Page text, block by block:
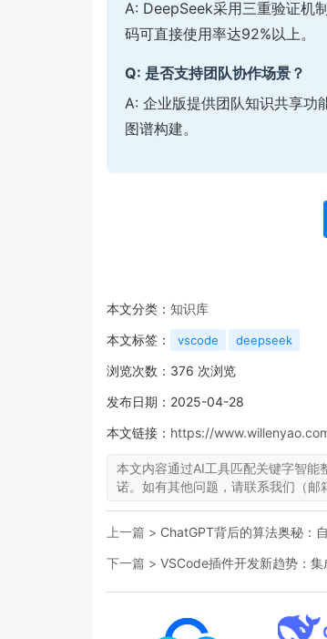
A: DeepSeek采用三重验证机
码可直接使用率达92%以上。
Q: 是否支持团队协作场景？
A: 企业版提供团队知识共享功
图谱构建。
本文分类： 知识库
本文标签：
vscode deepseek
浏览次数： 376 次浏览
发布日期：2025-04-28
本文链接： https://
本文内容通过AI工具匹配关键字智能
诺。如有其他问题，请联系我们（
上一篇 > ChatGPT背后的算法奥秘：
下一篇 > VSCode插件开发新趋势：